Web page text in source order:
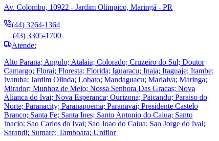
Av. Colombo, 10922 - Jardim Olímpico, Maringá - PR
(44) 3264-1364
(43) 3305-1700
Atende:
Alto Parana; Angulo; Atalaia; Colorado; Cruzeiro do Sul; Doutor
Camargo; Florai; Floresta; Florida; Iguaracu; Inaja; Itaguaje; Itambe;
Ivatuba; Jardim Olinda; Lobato; Mandaguacu; Marialva; Maringa;
Mirador; Munhoz de Melo; Nossa Senhora Das Gracas; Nova
Alianca do Ivai; Nova Esperanca; Ourizona; Paicandu; Paraiso do
Norte; Paranacity; Paranapoema; Paranavai; Presidente Castelo
Branco; Santa Fe; Santa Ines; Santo Antonio do Caiua; Santo
Inacio; Sao Carlos do Ivai; Sao Joao do Caiua; Sao Jorge do Ivai;
Sarandi; Sumare; Tamboara; Uniflor